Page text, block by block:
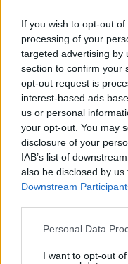
If you wish to opt-out
processing of your
targeted advertising by
section to confirm your
opt-out request is
interest-based ads
us or personal
your opt-out. You may
disclosure of your
IAB’s list of
also be disclosed by
Downstream
Please note that this
not limited to your visit
Personal Data
I want to opt-out
«Λείπεις» γράφει ο
του, Αλέξη
O γιος του
ανάρτηση ανήμερα
16.06.2025, 14:34 9